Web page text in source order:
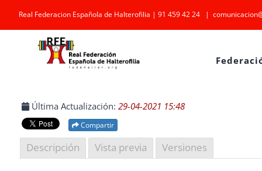
Saltar
al
contenido
Real Federacion Española de Halterofilia | 91 459 42 24 |
Última Actualización: 29-04-2021 15:48
Compartir
Descripción Vista previa Versiones